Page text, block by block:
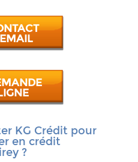
KG Crédit pour
en crédit
?